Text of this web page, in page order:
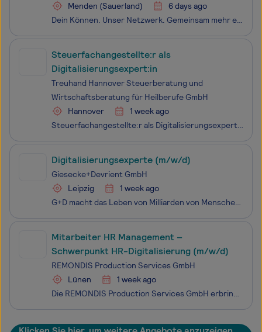
Menden (Sauerland)
6 days ago
Dein Können. Unser Netzwerk. Gemeinsam mehr erreichen.Die Friedrich Nettelhoff GmbH & Co. KG ist Teil des WILMS INDUSTRIES NETZWERK – einem zukunftsorientierten Unternehmensnetzwerk mit über 60 Partnern aus den Bereichen Kabelindustrie, Automotive, Erneuerbare Energien, Immobilienwirtschaft und
Steuerfachangestellte:r als
Digitalisierungsexpert:in
Treuhand Hannover Steuerberatung und
Wirtschaftsberatung für Heilberufe GmbH
Hannover
1 week ago
Steuerfachangestellte:r als Digitalisierungsexpert:in Niederlassung Hannover und Zentrale / zum nächstmöglichen Zeitpunkt / in Vollzeit / unbefristet Mit ca. 1.000 Kolleg:innen in über 30 Nieder­lassungen sind wir als eines der führenden Unter­nehmen und ausge­wiesene Expert:innen deutsch­land­weit
Digitalisierungsexperte (m/w/d)
Giesecke+Devrient GmbH
Leipzig
1 week ago
G+D macht das Leben von Milliarden von Menschen weltweit sicherer. Wir schaffen Vertrauen im digitalen Zeitalter mit integrierten Sicherheits­technologien in drei Geschäfts­bereichen: Digital Security, Financial Platforms und Currency Technology. Für unsere Kunden sind wir seit über 170 Jahren ein v
Mitarbeiter HR Management –
Schwerpunkt HR-Digitalisierung (m/w/d)
REMONDIS Production Services GmbH
Lünen
1 week ago
Die REMONDIS Production Services GmbH erbringt vielfältige kaufmännische Dienstleistungen für die gesamte REMONDIS Production Gruppe. Mit unserem erfahrenen Team unterstützen wir die effiziente und nachhaltige Gewinnung hochwertiger Rohstoffe und Energie aus industriellen Reststoffen. Unsere Leistun